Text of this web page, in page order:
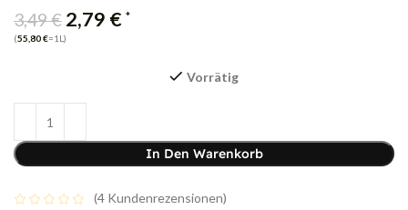
3,49€ 2,79 € *
(55,80€=1L)
Vorrätig
In Den Warenkorb
(4 Kundenrezensionen)